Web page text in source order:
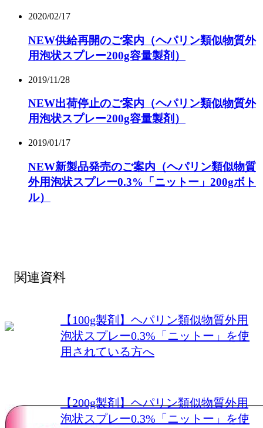
2020/02/17
NEW供給再開のご案内（ヘパリン類似物質外
用泡状スプレー200g容量製剤）
2019/11/28
NEW出荷停止のご案内（ヘパリン類似物質外
用泡状スプレー200g容量製剤）
2019/01/17
NEW新製品発売のご案内（ヘパリン類似物質
外用泡状スプレー0.3%「ニットー」200gボト
ル）
関連資料
【100g製剤】ヘパリン類似物質外用
泡状スプレー0.3%「ニットー」を使
用されている方へ
【200g製剤】ヘパリン類似物質外用
泡状スプレー0.3%「ニットー」を使